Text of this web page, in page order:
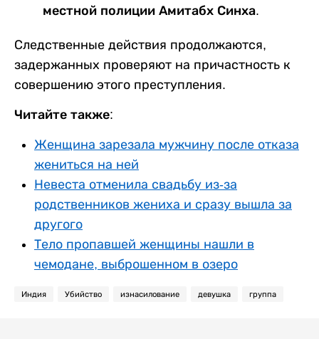
местной полиции Амитабх Синха.
Следственные действия продолжаются,
задержанных проверяют на причастность к
совершению этого преступления.
Читайте также:
Женщина зарезала мужчину после отказа
жениться на ней
Невеста отменила свадьбу из-за
родственников жениха и сразу вышла за
другого
Тело пропавшей женщины нашли в
чемодане, выброшенном в озеро
Индия Убийство изнасилование девушка группа